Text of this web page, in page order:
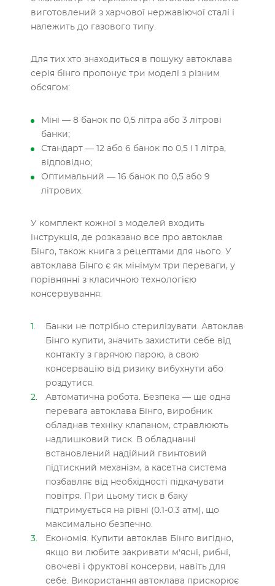
виготовлений з харчової нержавіючої сталі і
належить до газового типу.
Для тих хто знаходиться в пошуку автоклава
серія бінго пропонує три моделі з різним
обсягом:
Міні — 8 банок по 0,5 літра або 3 літрові
банки;
Стандарт — 12 або 6 банок по 0,5 і 1 літра,
відповідно;
Оптимальний — 16 банок по 0,5 або 9
літрових.
У комплект кожної з моделей входить
інструкція, де розказано все про автоклав
Бінго, також книга з рецептами для нього. У
автоклава Бінго є як мінімум три переваги, у
порівнянні з класичною технологією
консервування:
Банки не потрібно стерилізувати. Автоклав
Бінго купити, значить захистити себе від
контакту з гарячою парою, а свою
консервацію від ризику вибухнути або
роздутися.
Автоматична робота. Безпека — ще одна
перевага автоклава Бінго, виробник
обладнав техніку клапаном, стравлюють
надлишковий тиск. В обладнанні
встановлений надійний гвинтовий
підтискний механізм, а касетна система
позбавляє від необхідності підкачувати
повітря. При цьому тиск в баку
підтримується на рівні (0.1-0.3 атм), що
максимально безпечно.
Економія. Купити автоклав Бінго вигідно,
якщо ви любите закривати м'ясні, рибні,
овочеві і фруктові консерви, навіть для
себе. Використання автоклава прискорює